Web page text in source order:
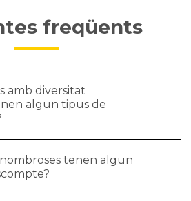
freqüents
amb diversitat
algun tipus de
tenen algun